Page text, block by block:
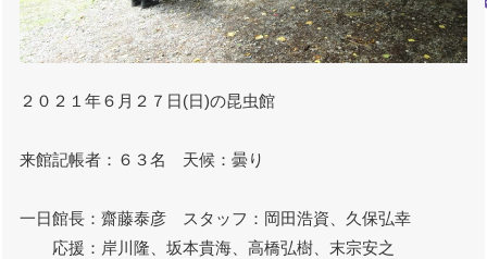
２０２１年６月２７日(日)の昆虫館
来館記帳者：６３名 天候：曇り
一日館長：齋藤泰彦 スタッフ：岡田浩資、久保弘幸
応援：岸川隆、坂本貴海、高橋弘樹、末宗安之